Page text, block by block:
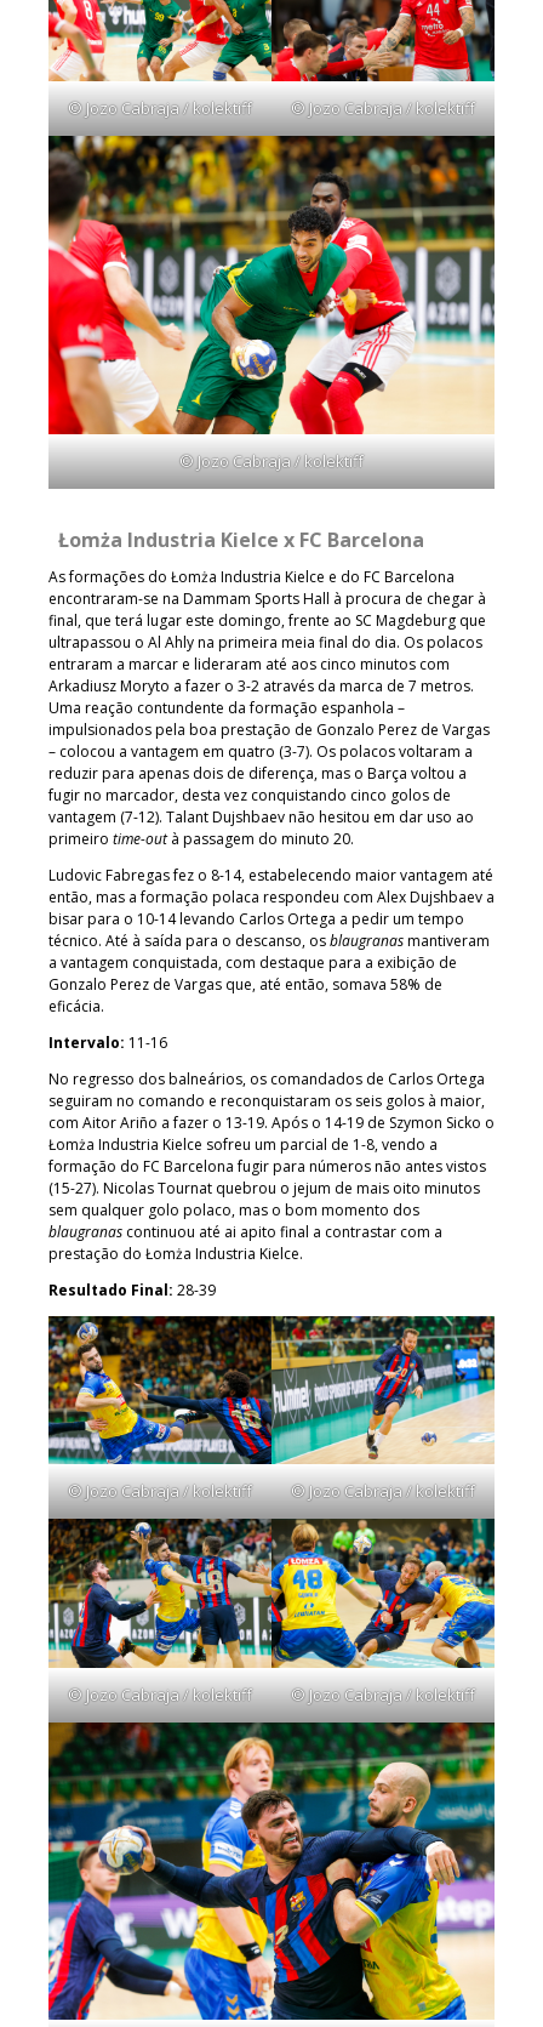
© Jozo Cabraja / kolektiff © Jozo Cabraja / kolektiff
© Jozo Cabraja / kolektiff
Łomża Industria Kielce x FC Barcelona
As formações do Łomża Industria Kielce e do FC Barcelona
encontraram-se na Dammam Sports Hall à procura de chegar à
final, que terá lugar este domingo, frente ao SC Magdeburg que
ultrapassou o Al Ahly na primeira meia final do dia. Os polacos
entraram a marcar e lideraram até aos cinco minutos com
Arkadiusz Moryto a fazer o 3-2 através da marca de 7 metros.
Uma reação contundente da formação espanhola –
impulsionados pela boa prestação de Gonzalo Perez de Vargas
– colocou a vantagem em quatro (3-7). Os polacos voltaram a
reduzir para apenas dois de diferença, mas o Barça voltou a
fugir no marcador, desta vez conquistando cinco golos de
vantagem (7-12). Talant Dujshbaev não hesitou em dar uso ao
primeiro time-outà passagem do minuto 20.
Ludovic Fabregas fez o 8-14, estabelecendo maior vantagem até
então, mas a formação polaca respondeu com Alex Dujshbaev a
bisar para o 10-14 levando Carlos Ortega a pedir um tempo
técnico. Até à saída para o descanso, osblaugranasmantiveram
a vantagem conquistada, com destaque para a exibição de
Gonzalo Perez de Vargas que, até então, somava 58% de
eficácia.
Intervalo: 11-16
No regresso dos balneários, os comandados de Carlos Ortega
seguiram no comando e reconquistaram os seis golos à maior,
com Aitor Ariño a fazer o 13-19. Após o 14-19 de Szymon Sicko o
Łomża Industria Kielce sofreu um parcial de 1-8, vendo a
formação do FC Barcelona fugir para números não antes vistos
(15-27). Nicolas Tournat quebrou o jejum de mais oito minutos
sem qualquer golo polaco, mas o bom momento dos
blaugranas continuou até ai apito final a contrastar com a
prestação do Łomża Industria Kielce.
Resultado Final: 28-39
© Jozo Cabraja / kolektiff © Jozo Cabraja / kolektiff
© Jozo Cabraja / kolektiff © Jozo Cabraja / kolektiff